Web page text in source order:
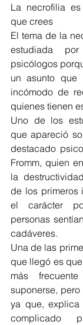
La necrofilia
que crees
El tema de la
estudiada
psicólogos
un asunto que
incómodo de
quienes tienen
Uno de los
que apareció
destacado
Fromm, quien
la
de los primeros
el carácter
personas
cadáveres.
Una de las
que llegó es
más
suponerse,
ya que,
complicado